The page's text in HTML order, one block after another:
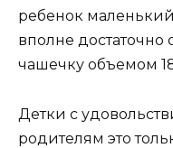
ребенок
вполне
чашечку объемом
Детки с
родителям это